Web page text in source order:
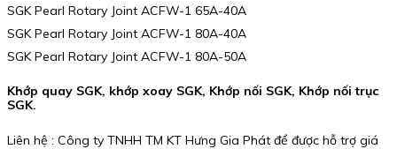
SGK Pearl Rotary Joint ACFW-1 65A-40A
SGK Pearl Rotary Joint ACFW-1 80A-40A
SGK Pearl Rotary Joint ACFW-1 80A-50A
Khớp quay SGK, khớp xoay SGK, Khớp nối SGK, Khớp nối trục
SGK.
Liên hệ : Công ty TNHH TM KT Hưng Gia Phát để được hỗ trợ giá